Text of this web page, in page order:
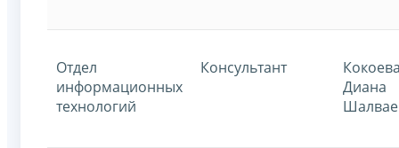
Отдел
информационных
технологий
Консультант
Диана